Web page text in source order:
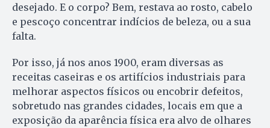
desejado. E o corpo? Bem, restava ao rosto, cabelo
e pescoço concentrar indícios de beleza, ou a sua
falta.
Por isso, já nos anos 1900, eram diversas as
receitas caseiras e os artifícios industriais para
melhorar aspectos físicos ou encobrir defeitos,
sobretudo nas grandes cidades, locais em que a
exposição da aparência física era alvo de olhares